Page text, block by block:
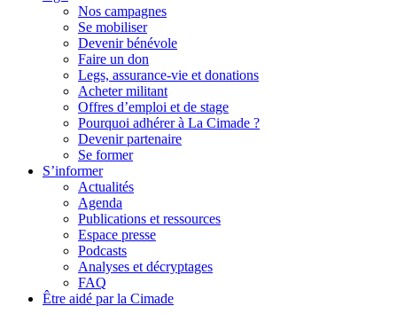
Nos campagnes
Se mobiliser
Devenir bénévole
Faire un don
Legs, assurance-vie et donations
Acheter militant
Offres d’emploi et de stage
Pourquoi adhérer à La Cimade ?
Devenir partenaire
Se former
S’informer
Actualités
Agenda
Publications et ressources
Espace presse
Podcasts
Analyses et décryptages
FAQ
Être aidé par la Cimade